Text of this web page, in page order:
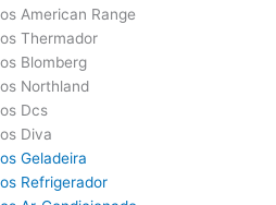
American Range
Thermador
Blomberg
Northland
Dcs
Diva
Geladeira
Refrigerador